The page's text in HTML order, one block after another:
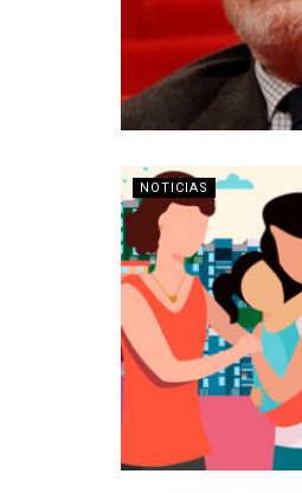
NOTICIAS